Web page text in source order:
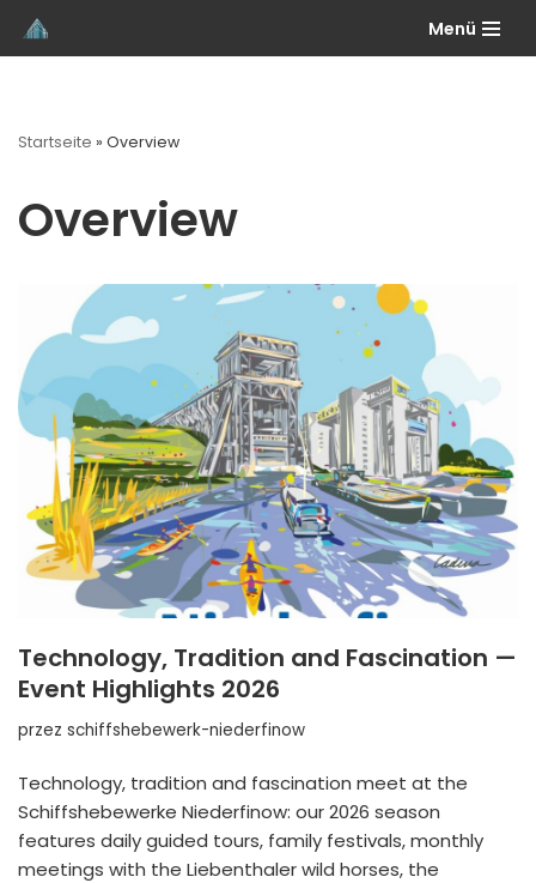
Przejdź
Menü
Startseite » Overview
Overview
Technology, Tradition and Fascination —
Event Highlights 2026
przez schiffshebewerk-niederfinow
Technology, tradition and fascination meet at the
Schiffshebewerke Niederfinow: our 2026 season
features daily guided tours, family festivals, monthly
meetings with the Liebenthaler wild horses, the